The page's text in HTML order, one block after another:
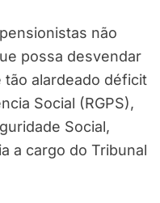
não
possa desvendar
alardeado déficit
Social (RGPS),
Social,
a cargo do Tribunal